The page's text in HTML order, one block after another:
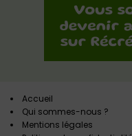
Accueil
Qui sommes-nous ?
Mentions légales